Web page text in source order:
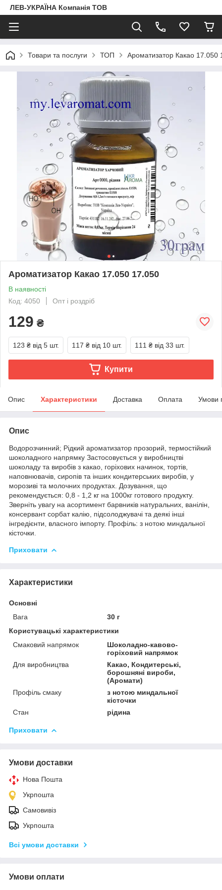
ЛЕВ-УКРАЇНА Компанія ТОВ
Товари та послуги ТОП Ароматизатор Какао 17.050
Ароматизатор Какао 17.050 17.050
В наявності
Код: 4050
Опт і роздріб
129 ₴
123 ₴ від 5 шт. 117 ₴ від 10 шт. 111 ₴ від 33 шт.
Купити
Опис Характеристики Доставка Оплата Умови
Опис
Водорозчинний; Рідкий ароматизатор прозорий, термостійкий
шоколадного напрямку Застосовується у виробництві
шоколаду та виробів з какао, горіхових начинок, тортів,
наповнювачів, сиропів та інших кондитерських виробів, у
морозиві та молочних продуктах. Дозування, що
рекомендується: 0,8 - 1,2 кг на 1000кг готового продукту.
Зверніть увагу на асортимент барвників натуральних, ванілін,
консервант сорбат калію, підсолоджувачі та деякі інші
інгредієнти, власного імпорту. Профіль: з нотою миндальної
кісточки.
Приховати
Характеристики
Основні
Вага
30 г
Користувацькі характеристики
Смаковий напрямок
Шоколадно-кавово-
горіховий напрямок
Для виробництва
Какао, Кондитерські,
борошняні вироби,
(Аромати)
Профіль смаку
з нотою миндальної
кісточки
Стан
рідина
Приховати
Умови доставки
Нова Пошта
Укрпошта
Самовивіз
Укрпошта
Всі умови доставки
Умови оплати